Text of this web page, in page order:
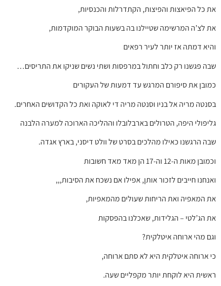
את כל הפיאצות והפיצות, הקתדרלות והכנסיות,
את לצ’ה המרשימה שטיילנו בה בשעות הבוקר המוקדמות,
והיא דמתה אז יותר לעיר רפאים
שבה פגשנו רק כלב וחתול במרפסות ושתי נשים שניקו את התריסים…
כמובן את סיפורם המרגש עד דמעות של העקורים
בסנטה מריה אל בניו וסנטה מריה די לאוקה ואת כל הקדושים האחרים.
גליפולי היפה, הטרולים בארבלובלו וההליכה הארוכה למערה הלבנה
שבה הרגשנו כאילו מהלכים בסרט של וולט דיסני, בארץ אגדה.
וכמובן מאות ה-12 וה-17 הן מאד מאד חשובות
ואנחנו חייבים לזכור אותן, אפילו אם נשכח את הסיבות,,,
את המאפיה ואת הריחות שעולים מהמאפיות,
את הג’לטי – הגלידות, שאכלנו בהפסקות
וגם מהי ארוחה איטלקית?
כי ארוחה איטלקית היא לא סתם ארוחה,
ראשית היא לוקחת יותר מקפליים שעה.